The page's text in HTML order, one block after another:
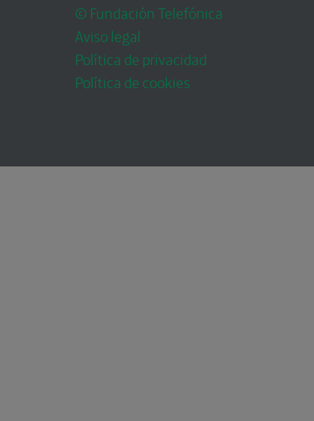
© Fundación Telefónica
Aviso legal
Política de privacidad
Política de cookies